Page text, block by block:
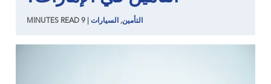
التأمين, السيارات 9
MINUTES READ